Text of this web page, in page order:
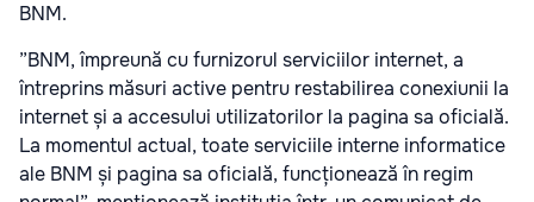
BNM.
”BNM, împreună cu furnizorul serviciilor internet, a
întreprins măsuri active pentru restabilirea conexiunii la
internet și a accesului utilizatorilor la pagina sa oficială.
La momentul actual, toate serviciile interne informatice
ale BNM și pagina sa oficială, funcționează în regim